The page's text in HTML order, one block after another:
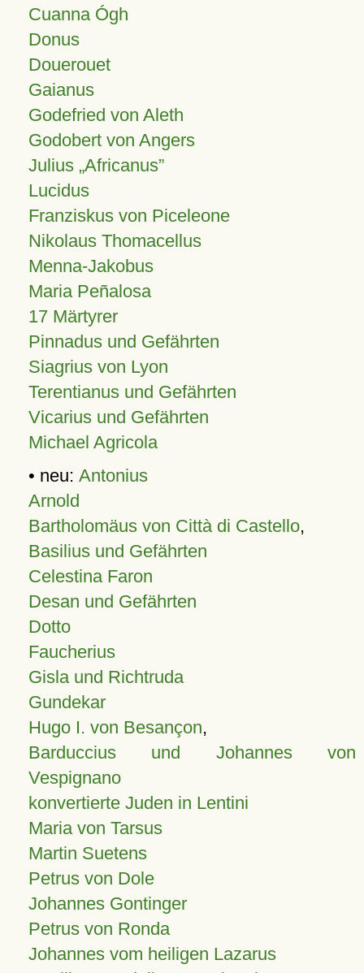
Cuanna Ógh
Donus
Douerouet
Gaianus
Godefried von Aleth
Godobert von Angers
Julius Africanus
Lucidus
Franziskus von Piceleone
Nikolaus Thomacellus
Menna-Jakobus
Maria Peñalosa
17 Märtyrer
Pinnadus und Gefährten
Siagrius von Lyon
Terentianus und Gefährten
Vicarius und Gefährten
Michael Agricola
• neu: Antonius
Arnold
Bartholomäus von Città di Castello,
Basilius und Gefährten
Celestina Faron
Desan und Gefährten
Dotto
Faucherius
Gisla und Richtruda
Gundekar
Hugo I. von Besançon,
Barduccius und Johannes von
Vespignano
konvertierte Juden in Lentini
Maria von Tarsus
Martin Suetens
Petrus von Dole
Johannes Gontinger
Petrus von Ronda
Johannes vom heiligen Lazarus